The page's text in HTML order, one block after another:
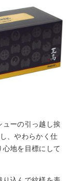
ューの引っ越し挨
、やわらかく仕
心地を目標にして